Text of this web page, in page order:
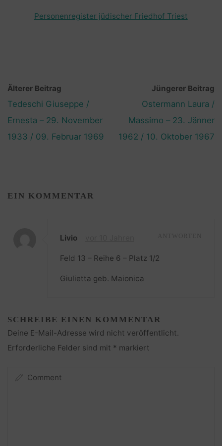
Personenregister jüdischer Friedhof Triest
Älterer Beitrag
Tedeschi Giuseppe /
Ernesta – 29. November
1933 / 09. Februar 1969
Jüngerer Beitrag
Ostermann Laura /
Massimo – 23. Jänner
1962 / 10. Oktober 1967
EIN KOMMENTAR
Livio
Feld 13 – Reihe 6 – Platz 1/2
Giulietta geb. Maionica
SCHREIBE EINEN KOMMENTAR
Deine E-Mail-Adresse wird nicht veröffentlicht.
Erforderliche Felder sind mit * markiert